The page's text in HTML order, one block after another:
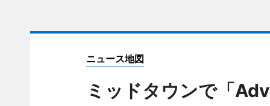
ニュース地図
ミッドタウンで「